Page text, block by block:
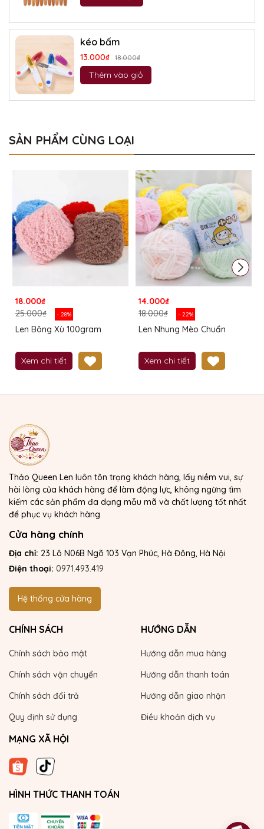
kéo bấm
13.000₫ 18.000₫
Thêm vào giỏ
SẢN PHẨM CÙNG LOẠI
18.000₫
25.000₫
- 28%
Len Bông Xù 100gram
Xem chi tiết
14.000₫
18.000₫
- 22%
Len Nhung Mèo Chuẩn
Xem chi tiết
Thảo Queen Len luôn tôn trọng khách hàng, lấy niềm vui, sự
hài lòng của khách hàng để làm động lực, không ngừng tìm
kiếm các sản phẩm đa dạng mẫu mã và chất lượng tốt nhất
để phục vụ khách hàng
Cửa hàng chính
Địa chỉ: 23 Lô N06B Ngõ 103 Vạn Phúc, Hà Đông, Hà Nội
Điện thoại: 0971.493.419
Hệ thống cửa hàng
CHÍNH SÁCH
Chính sách bảo mật
Chính sách vận chuyển
Chính sách đổi trả
Quy định sử dụng
HƯỚNG DẪN
Hướng dẫn mua hàng
Hướng dẫn thanh toán
Hướng dẫn giao nhận
Điều khoản dịch vụ
MẠNG XÃ HỘI
HÌNH THỨC THANH TOÁN